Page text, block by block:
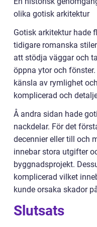
olika gotisk arkitektur
Gotisk arkitektur hade
tidigare romanska
att stödja väggar och
öppna ytor och
känsla av rymlighet
komplicerad och
Å andra sidan hade
nackdelar. För det
decennier eller till och
innebar stora utgifter
byggnadsprojekt.
komplicerad vilket
kunde orsaka skador
Slutsats